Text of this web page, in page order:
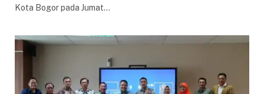
Kota Bogor pada Jumat…